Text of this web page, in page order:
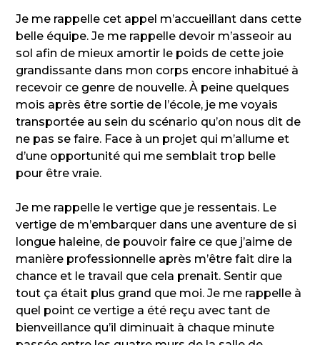
Je me rappelle cet appel m’accueillant dans cette
belle équipe. Je me rappelle devoir m’asseoir au
sol afin de mieux amortir le poids de cette joie
grandissante dans mon corps encore inhabitué à
recevoir ce genre de nouvelle. À peine quelques
mois après être sortie de l’école, je me voyais
transportée au sein du scénario qu’on nous dit de
ne pas se faire. Face à un projet qui m’allume et
d’une opportunité qui me semblait trop belle
pour être vraie.
Je me rappelle le vertige que je ressentais. Le
vertige de m’embarquer dans une aventure de si
longue haleine, de pouvoir faire ce que j’aime de
manière professionnelle après m’être fait dire la
chance et le travail que cela prenait. Sentir que
tout ça était plus grand que moi. Je me rappelle à
quel point ce vertige a été reçu avec tant de
bienveillance qu’il diminuait à chaque minute